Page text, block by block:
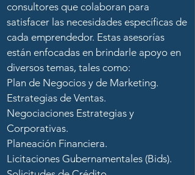
consultores que colaboran para
satisfacer las necesidades específicas de
cada emprendedor. Estas asesorías
están enfocadas en brindarle apoyo en
diversos temas, tales como:
Plan de Negocios y de Marketing.
Estrategias de Ventas.
Negociaciones Estrategias y
Corporativas.
Planeación Financiera.
Licitaciones Gubernamentales (Bids).